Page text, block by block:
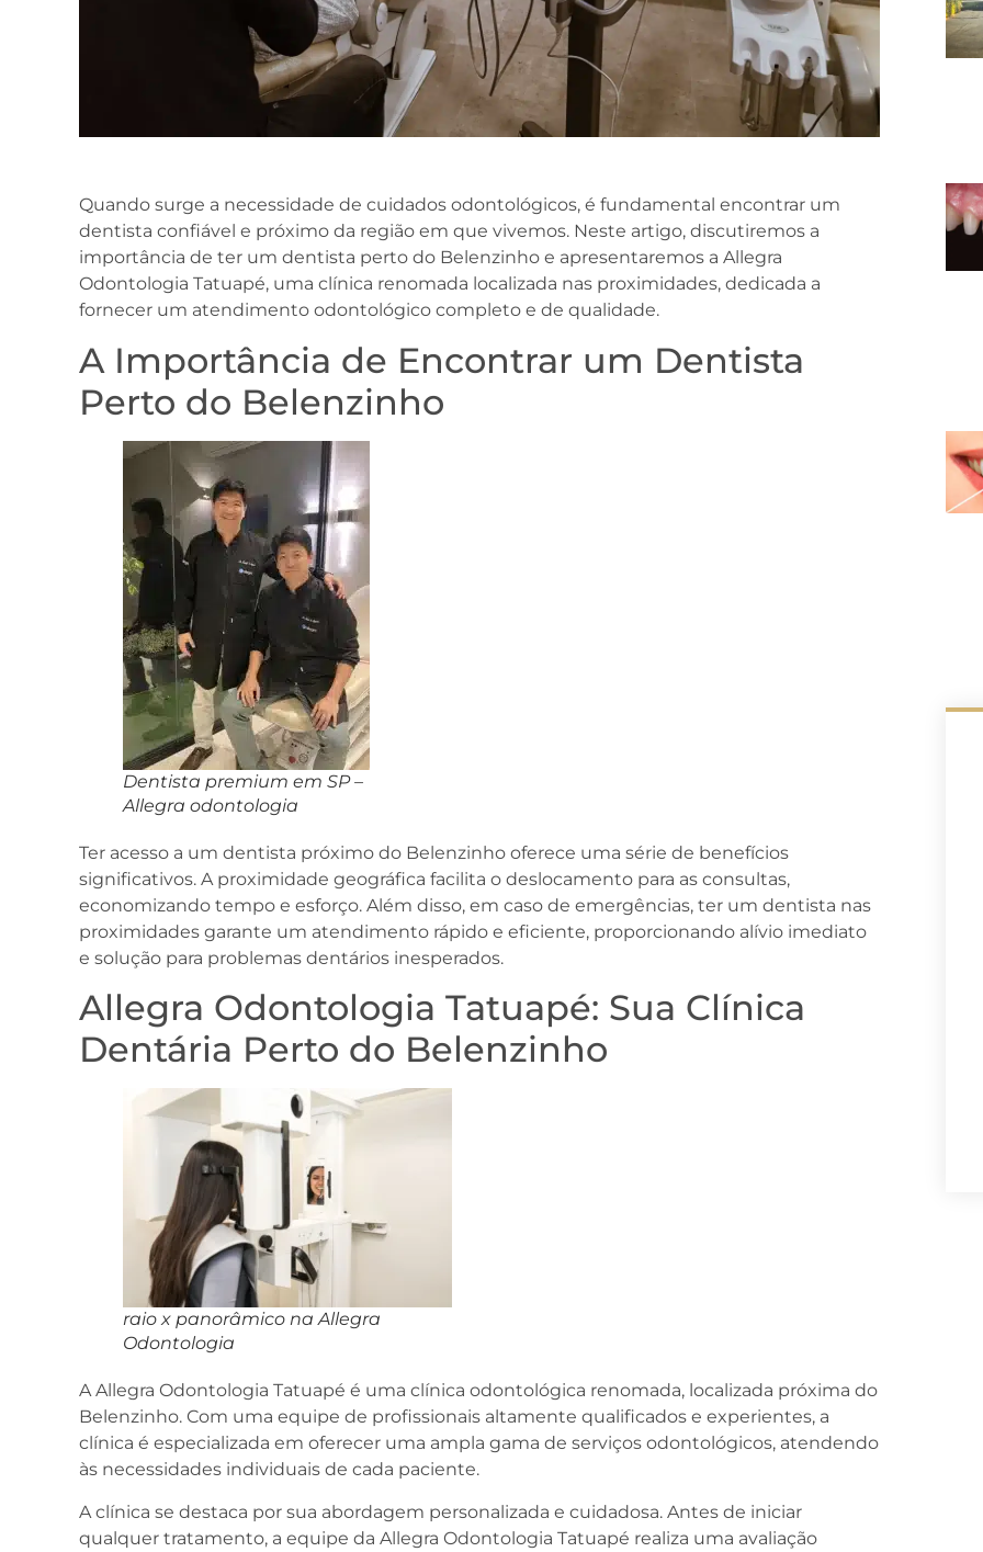
Quando surge a necessidade de cuidados odontológicos, é fundamental encontrar um
dentista confiável e próximo da região em que vivemos. Neste artigo, discutiremos a
importância de ter um dentista perto do Belenzinho e apresentaremos a Allegra
Odontologia Tatuapé, uma clínica renomada localizada nas proximidades, dedicada a
fornecer um atendimento odontológico completo e de qualidade.
A Importância de Encontrar um Dentista
Perto do Belenzinho
Dentista premium em SP –
Allegra odontologia
Ter acesso a um dentista próximo do Belenzinho oferece uma série de benefícios
significativos. A proximidade geográfica facilita o deslocamento para as consultas,
economizando tempo e esforço. Além disso, em caso de emergências, ter um dentista nas
proximidades garante um atendimento rápido e eficiente, proporcionando alívio imediato
e solução para problemas dentários inesperados.
Allegra Odontologia Tatuapé: Sua Clínica
Dentária Perto do Belenzinho
raio x panorâmico na Allegra
Odontologia
A Allegra Odontologia Tatuapé é uma clínica odontológica renomada, localizada próxima do
Belenzinho. Com uma equipe de profissionais altamente qualificados e experientes, a
clínica é especializada em oferecer uma ampla gama de serviços odontológicos, atendendo
às necessidades individuais de cada paciente.
A clínica se destaca por sua abordagem personalizada e cuidadosa. Antes de iniciar
qualquer tratamento, a equipe da Allegra Odontologia Tatuapé realiza uma avaliação